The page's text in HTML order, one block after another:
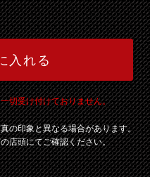
入れる
切受け付けておりません。
の印象と異なる場合があります。
店頭にてご確認ください。